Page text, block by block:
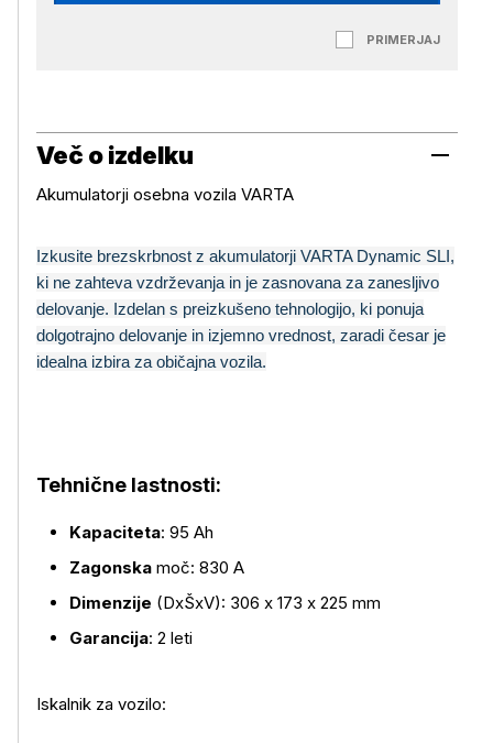
PRIMERJAJ
Več o izdelku
Več o izdelku
Akumulatorji osebna vozila VARTA
Izkusite brezskrbnost z akumulatorji VARTA Dynamic SLI,
ki ne zahteva vzdrževanja in je zasnovana za zanesljivo
delovanje. Izdelan s preizkušeno tehnologijo, ki ponuja
dolgotrajno delovanje in izjemno vrednost, zaradi česar je
idealna izbira za običajna vozila.
Tehnične lastnosti:
Kapaciteta: 95 Ah
Zagonska moč: 830 A
Dimenzije (DxŠxV): 306 x 173 x 225 mm
Garancija: 2 leti
Iskalnik za vozilo: